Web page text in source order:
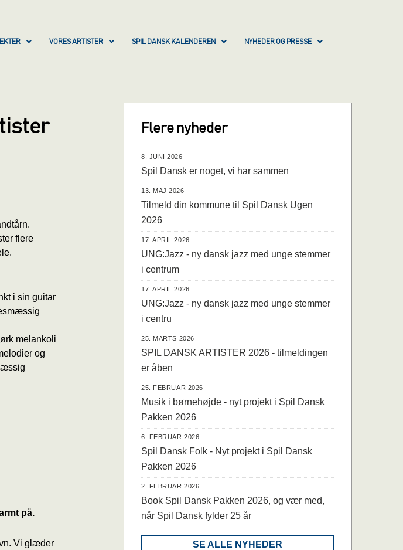
VORES ARTISTER SPIL DANSK KALENDEREN NYHEDER OG PRESSE
flere
i sin guitar
melankoli
og
på.
Vi glæder
Flere nyheder
8. JUNI 2026
Spil Dansk er noget, vi har sammen
13. MAJ 2026
Tilmeld din kommune til Spil Dansk Ugen
2026
17. APRIL 2026
UNG:Jazz - ny dansk jazz med unge stemmer
i centrum
17. APRIL 2026
UNG:Jazz - ny dansk jazz med unge stemmer
i centru
25. MARTS 2026
SPIL DANSK ARTISTER 2026 - tilmeldingen
er åben
25. FEBRUAR 2026
Musik i børnehøjde - nyt projekt i Spil Dansk
Pakken 2026
6. FEBRUAR 2026
Spil Dansk Folk - Nyt projekt i Spil Dansk
Pakken 2026
2. FEBRUAR 2026
Book Spil Dansk Pakken 2026, og vær med,
når Spil Dansk fylder 25 år
SE ALLE NYHEDER